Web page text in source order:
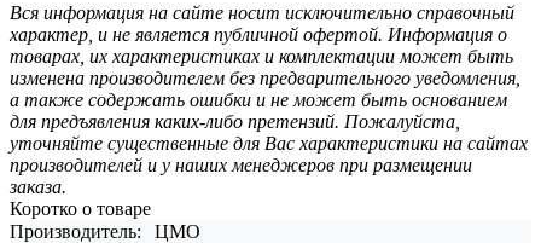
Вся информация на сайте носит исключительно справочный
характер, и не является публичной офертой. Информация о
товарах, их характеристиках и комплектации может быть
изменена производителем без предварительного уведомления,
а также содержать ошибки и не может быть основанием
для предъявления каких-либо претензий. Пожалуйста,
уточняйте существенные для Вас характеристики на сайтах
производителей и у наших менеджеров при размещении
заказа.
Коротко о товаре
Производитель:
ЦМО